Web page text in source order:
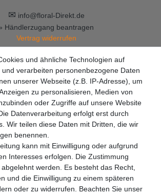
✉ info@floral-Direkt.de
Händlerzugang beantragen
Vertrag widerrufen
und ähnliche Technologien auf
verarbeiten personenbezogene Daten
unserer Webseite (z.B. IP-Adresse), um
zu personalisieren, Medien von
oder Zugriffe auf unsere Website
Datenverarbeitung erfolgt erst durch
Wir teilen diese Daten mit Dritten, die wir
benennen.
kann mit Einwilligung oder aufgrund
Interesses erfolgen. Die Zustimmung
werden. Es besteht das Recht,
und die Einwilligung zu einem späteren
oder zu widerrufen. Beachten Sie unser